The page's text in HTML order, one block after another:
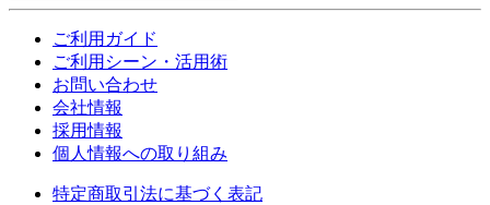
ご利用ガイド
ご利用シーン・活用術
お問い合わせ
会社情報
採用情報
個人情報への取り組み
特定商取引法に基づく表記